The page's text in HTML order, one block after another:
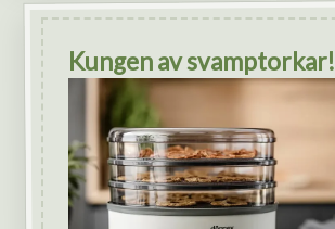
Kungen av svamptorkar!